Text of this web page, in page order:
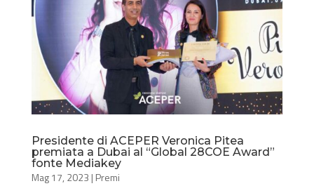
Presidente di ACEPER Veronica Pitea
premiata a Dubai al “Global 28COE Award”
fonte Mediakey
Mag 17, 2023 | Premi